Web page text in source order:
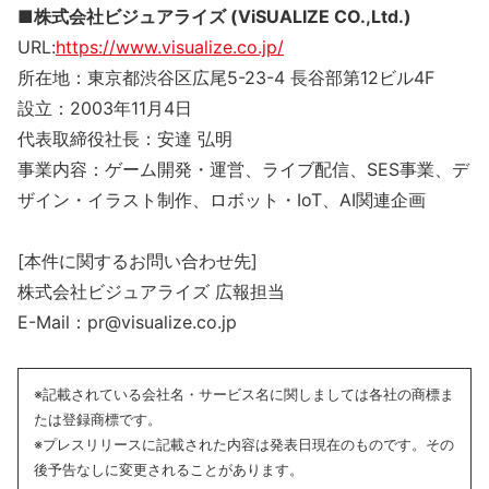
■株式会社ビジュアライズ (ViSUALIZE CO.,Ltd.)
URL:https://www.visualize.co.jp/
所在地：東京都渋谷区広尾5-23-4 長谷部第12ビル4F
設立：2003年11月4日
代表取締役社長：安達 弘明
事業内容：ゲーム開発・運営、ライブ配信、SES事業、デ
ザイン・イラスト制作、ロボット・IoT、AI関連企画
[本件に関するお問い合わせ先]
株式会社ビジュアライズ 広報担当
E-Mail：pr@visualize.co.jp
※記載されている会社名・サービス名に関しましては各社の商標ま
たは登録商標です。
※プレスリリースに記載された内容は発表日現在のものです。その
後予告なしに変更されることがあります。